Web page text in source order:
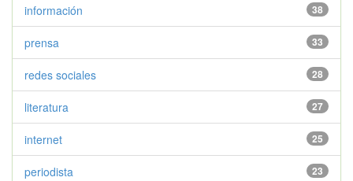
38
información
33
prensa
28
redes sociales
27
literatura
25
internet
23
periodista